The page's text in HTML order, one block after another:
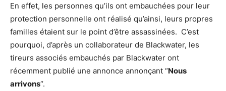
En effet, les personnes qu’ils ont embauchées pour leur
protection personnelle ont réalisé qu’ainsi, leurs propres
familles étaient sur le point d’être assassinées. C’est
pourquoi, d’après un collaborateur de Blackwater, les
tireurs associés embauchés par Blackwater ont
récemment publié une annonce annonçant “Nous
arrivons“.